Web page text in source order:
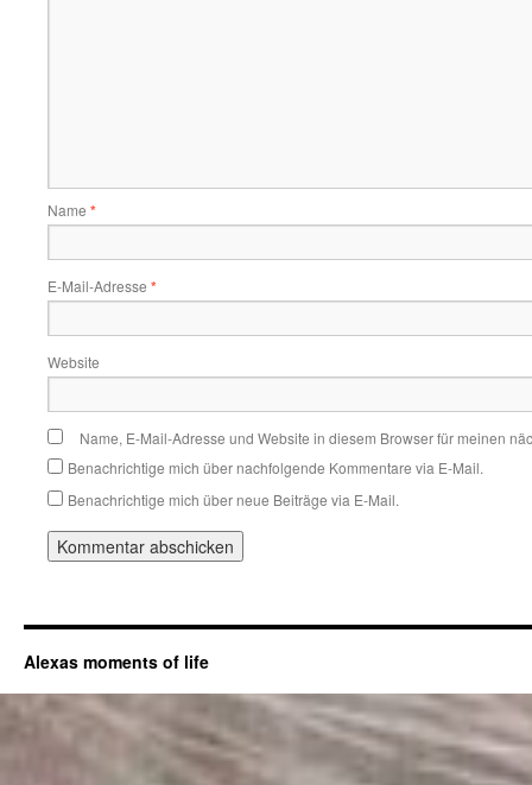
Name *
E-Mail-Adresse *
Website
Name, E-Mail-Adresse und Website in diesem Browser für meinen
Benachrichtige mich über nachfolgende Kommentare via E-Mail.
Benachrichtige mich über neue Beiträge via E-Mail.
Alexas moments of life